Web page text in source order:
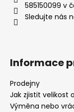
585150099 v
Sledujte nás
Informace
Prodejny
Jak zjistit velikost
Výměna nebo